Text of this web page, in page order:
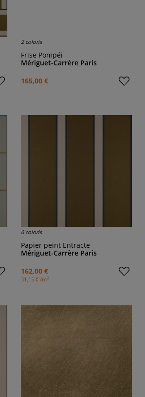
2 coloris
Frise Pompéi
Mériguet-Carrère Paris
165,00 €
6 coloris
Papier peint Entracte
Mériguet-Carrère Paris
162,00 €
31,15 € /m2